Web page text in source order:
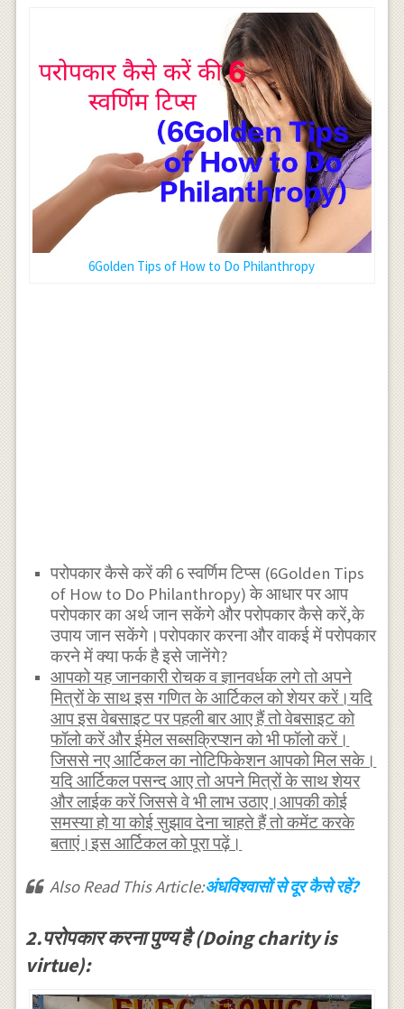
6Golden Tips of How to Do Philanthropy
परोपकार कैसे करें की 6 स्वर्णिम टिप्स (6Golden Tips
of How to Do Philanthropy) के आधार पर आप
परोपकार का अर्थ जान सकेंगे और परोपकार कैसे करें,के
उपाय जान सकेंगे।परोपकार करना और वाकई में परोपकार
करने में क्या फर्क है इसे जानेंगे?
आपको यह जानकारी रोचक व ज्ञानवर्धक लगे तो अपने
मित्रों के साथ इस गणित के आर्टिकल को शेयर करें।यदि
आप इस वेबसाइट पर पहली बार आए हैं तो वेबसाइट को
फॉलो करें और ईमेल सब्सक्रिप्शन को भी फॉलो करें।
जिससे नए आर्टिकल का नोटिफिकेशन आपको मिल सके।
यदि आर्टिकल पसन्द आए तो अपने मित्रों के साथ शेयर
और लाईक करें जिससे वे भी लाभ उठाए।आपकी कोई
समस्या हो या कोई सुझाव देना चाहते हैं तो कमेंट करके
बताएं।इस आर्टिकल को पूरा पढ़ें।
Also Read This Article:अंधविश्वासों से दूर कैसे रहें?
2.परोपकार करना पुण्य है (Doing charity is
virtue):